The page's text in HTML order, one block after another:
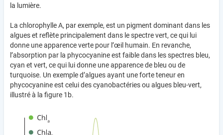
la lumière.
La chlorophylle A, par exemple, est un pigment dominant dans les
algues et reflète principalement dans le spectre vert, ce qui lui
donne une apparence verte pour l’œil humain. En revanche,
l’absorption par la phycocyanine est faible dans les spectres bleu,
cyan et vert, ce qui lui donne une apparence de bleu ou de
turquoise. Un exemple d’algues ayant une forte teneur en
phycocyanine est celui des cyanobactéries ou algues bleu-vert,
illustré à la figure 1b.